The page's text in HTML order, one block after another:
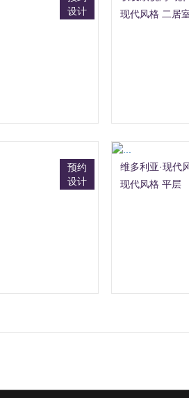
设计
现代风格 二居
预约
设计
维多利亚·现代
现代风格 平层